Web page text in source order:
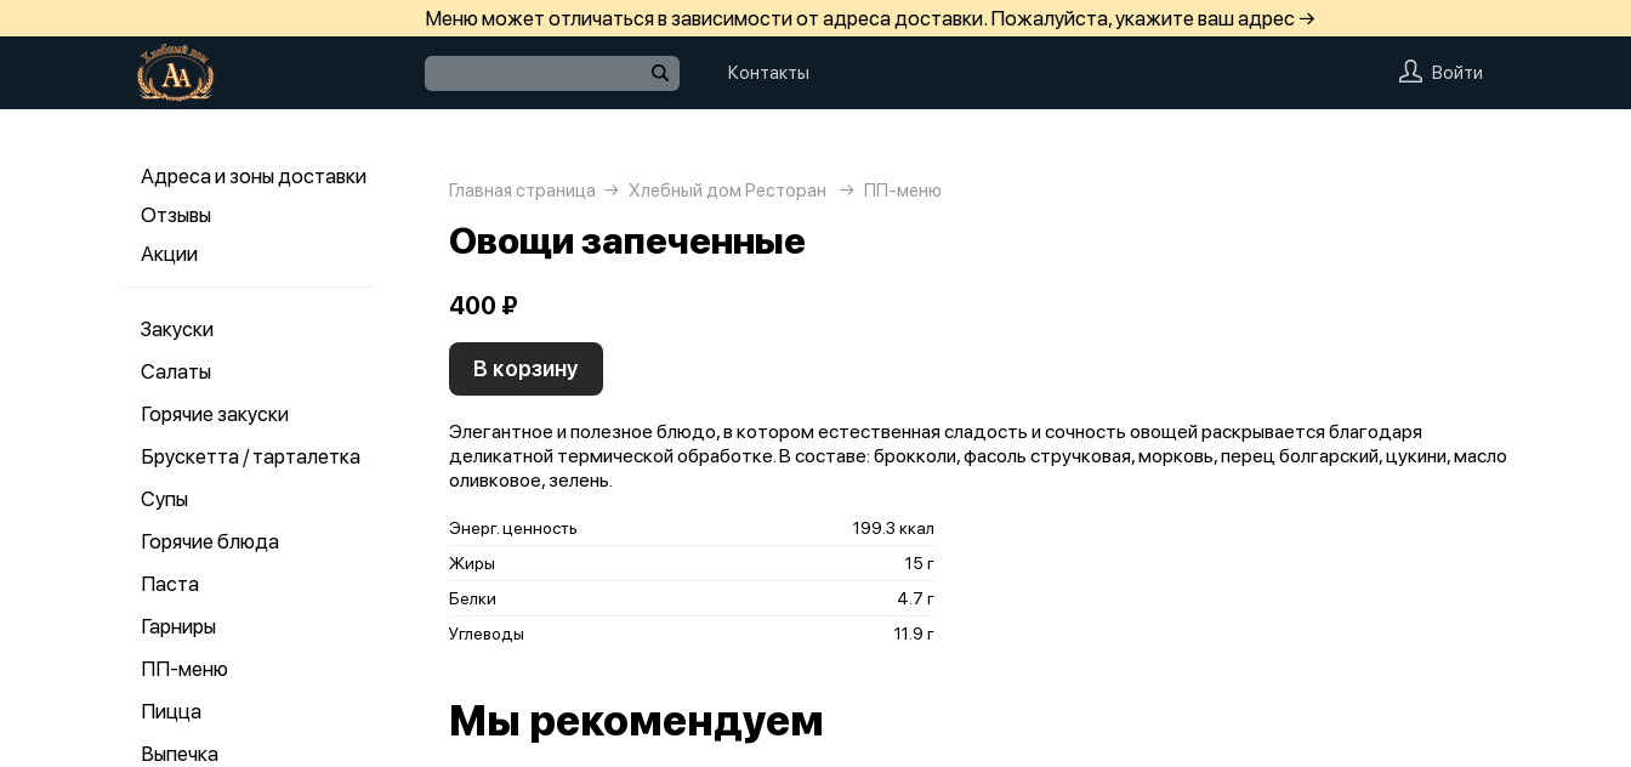
Меню может отличаться в зависимости от адреса доставки. Пожалуйста, укажите ваш адрес →
Контакты Войти
Адреса и зоны доставки
Отзывы
Акции
Закуски
Салаты
Горячие закуски
Брускетта / тарталетка
Супы
Горячие блюда
Паста
Гарниры
ПП-меню
Пицца
Выпечка
Главная страница Хлебный дом Ресторан ПП-меню
Овощи запеченные
400 ₽
В корзину
Элегантное и полезное блюдо, в котором естественная сладость и сочность овощей раскрывается благодаря
деликатной термической обработке. В составе: брокколи, фасоль стручковая, морковь, перец болгарский, цукини, масло
оливковое, зелень.
Энерг. ценность
199.3 ккал
Жиры
15 г
Белки
4.7 г
Углеводы
11.9 г
Мы рекомендуем